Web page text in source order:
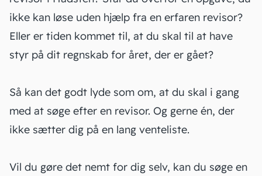
ikke kan løse uden hjælp fra en erfaren revisor?
Eller er tiden kommet til, at du skal til at have
styr på dit regnskab for året, der er gået?
Så kan det godt lyde som om, at du skal i gang
med at søge efter en revisor. Og gerne én, der
ikke sætter dig på en lang venteliste.
Vil du gøre det nemt for dig selv, kan du søge en